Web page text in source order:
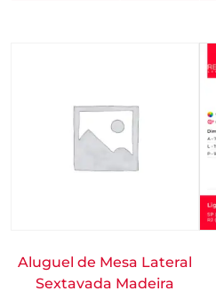
Aluguel de Mesa Lateral
Sextavada Madeira